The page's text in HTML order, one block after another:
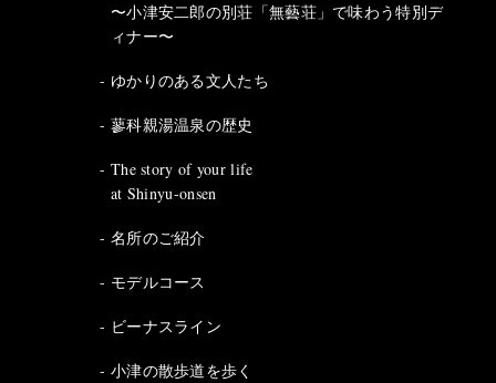
〜小津安二郎の別荘「無藝荘」で味わう特別デ
ィナー〜
ゆかりのある文人たち
蓼科親湯温泉の歴史
The story of your life
at Shinyu-onsen
名所のご紹介
モデルコース
ビーナスライン
小津の散歩道を歩く